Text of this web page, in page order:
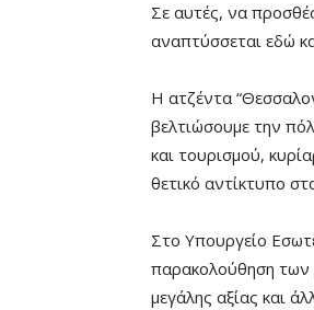
Σε αυτές, να
αναπτύσσεται εδώ
Η ατζέντα
βελτιώσουμε την
και τουρισμού,
θετικό αντίκτυπο
Στο Υπουργείο
παρακολούθηση των
μεγάλης αξίας και